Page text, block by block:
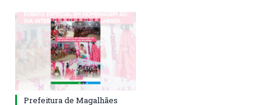
Prefeitura de Magalhães